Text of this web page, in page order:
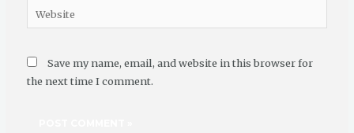
Website
Save my name, email, and website in this browser for
the next time I comment.